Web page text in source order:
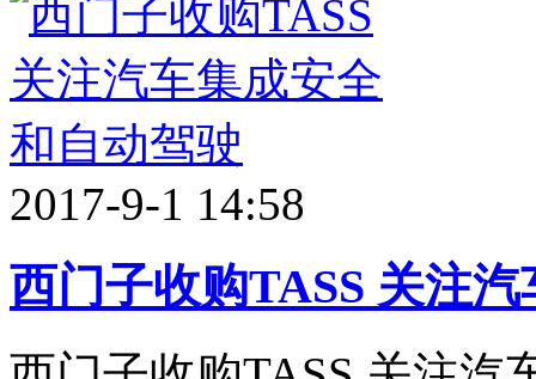
2017-9-1 14:58
西门子收购TASS 关注